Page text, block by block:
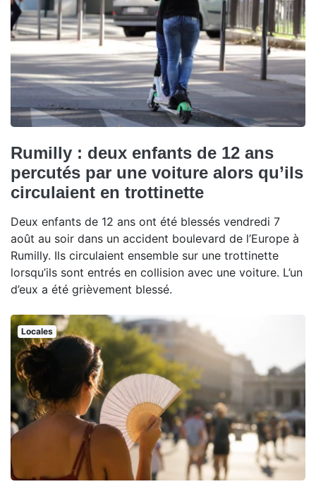
Rumilly : deux enfants de 12 ans
percutés par une voiture alors qu’ils
circulaient en trottinette
Deux enfants de 12 ans ont été blessés vendredi 7
août au soir dans un accident boulevard de l’Europe à
Rumilly. Ils circulaient ensemble sur une trottinette
lorsqu’ils sont entrés en collision avec une voiture. L’un
d’eux a été grièvement blessé.
Locales